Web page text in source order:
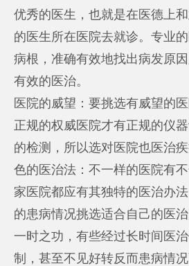
优秀的医生，也就是在医德上
的医生所在医院去就诊。专业
病根，准确有效地找出病发原
有效的医治。
医院的威望：要挑选有威望的
正规的权威医院才有正规的仪
的检测，所以选对医院也医治
色的医治法：不一样的医院有
家医院都应有其独特的医治办
的患病情况挑选适合自己的医
一时之功，有些经过长时间医
制，甚至不见好转反而患病情